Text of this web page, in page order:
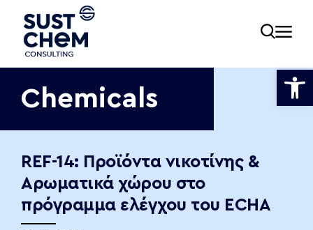
Chemicals
REF-14: Προϊόντα νικοτίνης &
Αρωματικά χώρου στο
πρόγραμμα ελέγχου του ECHA